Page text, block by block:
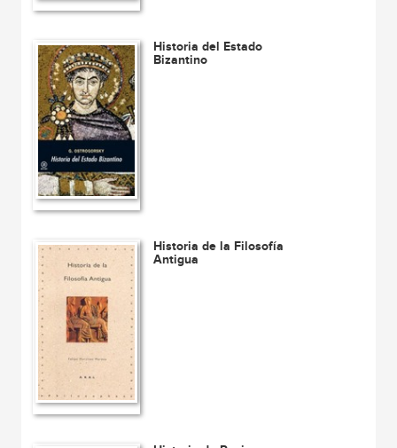
Historia del Estado
Bizantino
Historia de la Filosofía
Antigua